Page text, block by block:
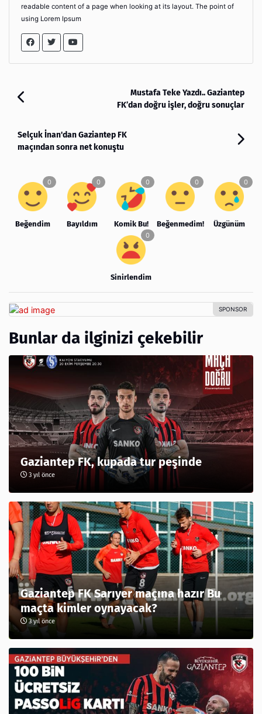
readable content of a page when looking at its layout. The point of
using Lorem Ipsum
Mustafa Teke Yazdı.. Gaziantep
FK’dan doğru işler, doğru sonuçlar
Selçuk İnan'dan Gaziantep FK
maçından sonra net konuştu
Beğendim Bayıldım Komik Bu! Beğenmedim! Üzgünüm
Sinirlendim
Bunlar da ilginizi çekebilir
Gaziantep FK, kupada tur peşinde
3 yıl önce
Gaziantep FK Sarıyer maçına hazır Bu
maçta kimler oynayacak?
3 yıl önce